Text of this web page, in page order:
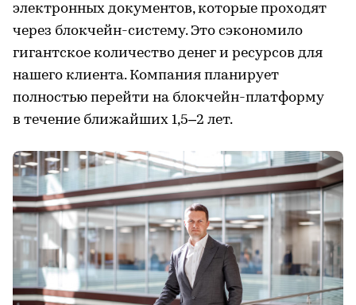
электронных документов, которые проходят
через блокчейн-систему. Это сэкономило
гигантское количество денег и ресурсов для
нашего клиента. Компания планирует
полностью перейти на блокчейн-платформу
в течение ближайших 1,5–2 лет.